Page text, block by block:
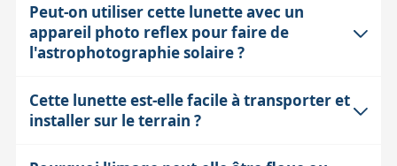
La lunette intègre un étalon Fabry-Perot interne
sensible aux variations de température et pression. Si
l'instrument est trop froid ou trop chaud par rapport à
dans la bande passante peuvent survenir, brouillant
30 minutes permet de stabiliser l'étalon et d'assurer
Peut-on utiliser cette lunette avec un
appareil photo reflex pour faire de
l'astrophotographie solaire ?
Oui, la lunette est équipée d'un porte-oculaire Crayford
2" avec démultiplication 10:1 et d'un filtre bloquant de
Cette lunette est-elle facile à transporter et
installer sur le terrain ?